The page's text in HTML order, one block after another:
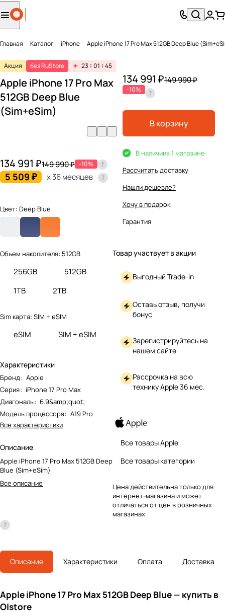
Главная Каталог iPhone Apple iPhone 17 Pro Max 512GB Deep Blue
Акция без RuStore 23 01 45
Apple iPhone 17 Pro Max
512GB Deep Blue
(Sim+eSim)
134 991 ₽149 990 ₽ -10%
5 509 ₽ x 36 месяцев
Цвет: Deep Blue
Объем накопителя: 512GB
256GB
512GB
1TB
2TB
Sim карта: SIM + eSIM
eSIM SIM + eSIM
Характеристики
Бренд: Apple
Серия: iPhone 17 Pro Max
Диагональ: 6.9&amp;quot;
Модель процессора: A19 Pro
Все характеристики
Описание
Apple iPhone 17 Pro Max 512GB Deep
Blue (Sim+eSim)
Все описание
134 991 ₽149 990 ₽
-10%
В корзину
В наличиив 1 магазине
Рассчитать доставку
Нашли дешевле?
Хочу в подарок
Гарантия
Товар участвует в акции
Выгодный Trade-in
Оставь отзыв, получи
бонус
Зарегистрируйтесь на
нашем сайте
Рассрочка на всю
технику Apple 36 мес.
Все товары Apple
Все товары категории
Цена действительна только для
интернет-магазина и может
отличаться от цен в розничных
магазинах
Описание Характеристики Оплата Доставка
Apple iPhone 17 Pro Max 512GB Deep Blue — купить в
O|store